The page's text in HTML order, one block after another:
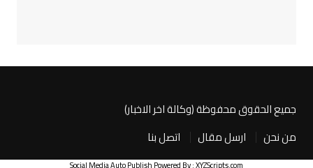
جميع الحقوق محفوظة (وكالة اخر الاخبار)
من نحن
ارسل مقال اتصل بنا